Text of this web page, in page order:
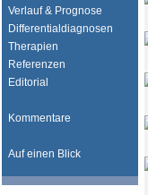
Verlauf & Prognose
Differentialdiagnosen
Therapien
Referenzen
Editorial
Kommentare
Auf einen Blick